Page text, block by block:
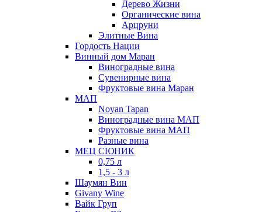
Дерево Жизни
Органические вина
Арцруни
Элитные Вина
Гордость Нации
Винный дом Маран
Виноградные вина
Сувенирные вина
Фруктовые вина Маран
МАП
Noyan Tapan
Виноградные вина МАП
Фруктовые вина МАП
Разные вина
МЕЦ СЮНИК
0,75 л
1,5 - 3 л
Шаумян Вин
Givany Wine
Вайк Груп